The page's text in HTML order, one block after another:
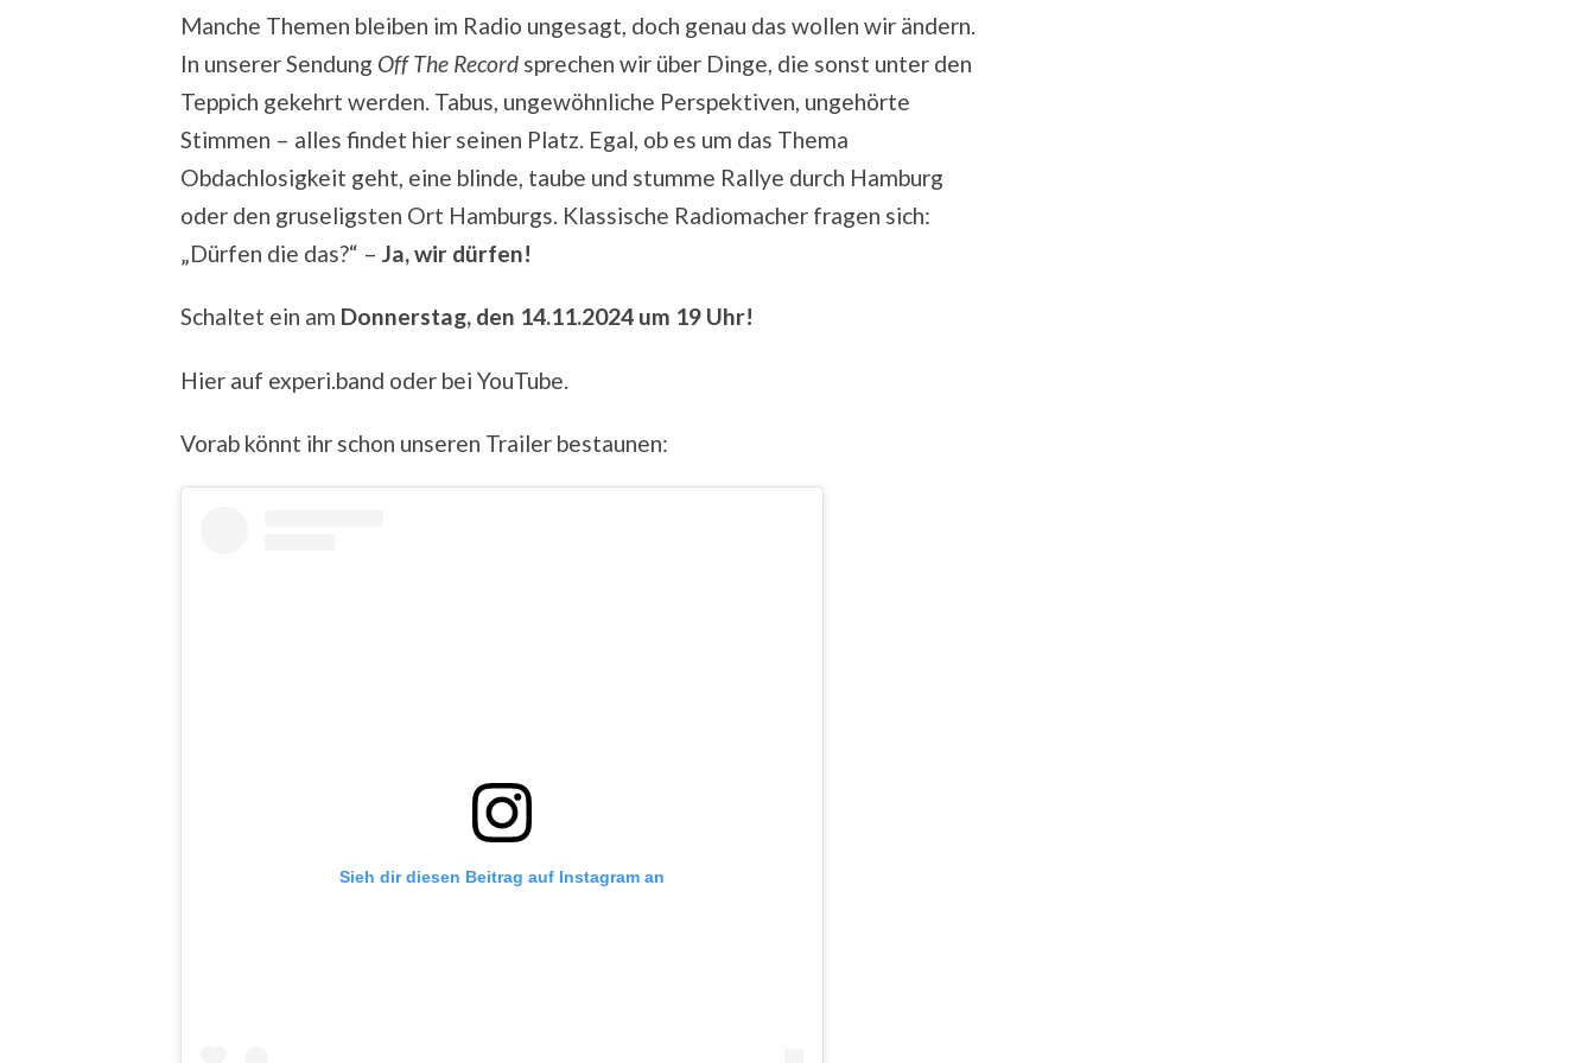
Manche Themen bleiben im Radio ungesagt, doch genau das wollen wir ändern.
In unserer Sendung Off The Record sprechen wir über Dinge, die sonst unter den
Teppich gekehrt werden. Tabus, ungewöhnliche Perspektiven, ungehörte
Stimmen – alles findet hier seinen Platz. Egal, ob es um das Thema
Obdachlosigkeit geht, eine blinde, taube und stumme Rallye durch Hamburg
oder den gruseligsten Ort Hamburgs. Klassische Radiomacher fragen sich:
„Dürfen die das?“ – Ja, wir dürfen!
Schaltet ein am Donnerstag, den 14.11.2024 um 19 Uhr!
Hier auf experi.band oder bei YouTube.
Vorab könnt ihr schon unseren Trailer bestaunen:
Sieh dir diesen Beitrag auf Instagram an